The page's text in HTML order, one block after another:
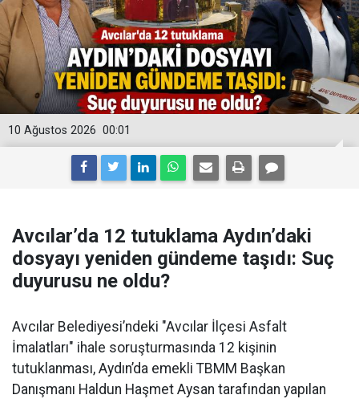
00:01
10 Ağustos 2026
Avcılar’da 12 tutuklama Aydın’daki
dosyayı yeniden gündeme taşıdı: Suç
duyurusu ne oldu?
Avcılar Belediyesi’ndeki "Avcılar İlçesi Asfalt
İmalatları" ihale soruşturmasında 12 kişinin
tutuklanması, Aydın’da emekli TBMM Başkan
Danışmanı Haldun Haşmet Aysan tarafından yapılan